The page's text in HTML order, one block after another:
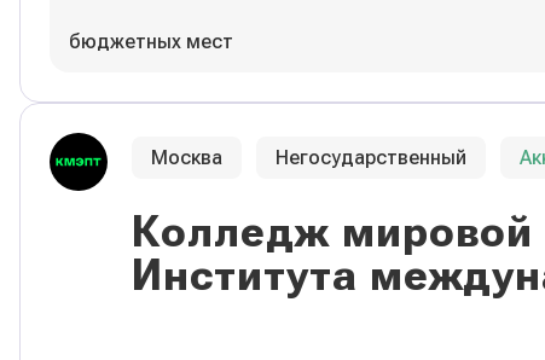
бюджетных мест
Москва Негосударственный
Колледж мировой
Института